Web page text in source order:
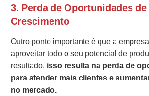
3. Perda de Oportunidades de
Crescimento
Outro ponto importante é que a
aproveitar todo o seu potencial de
resultado, isso resulta na perda de
para atender mais clientes e
no mercado.